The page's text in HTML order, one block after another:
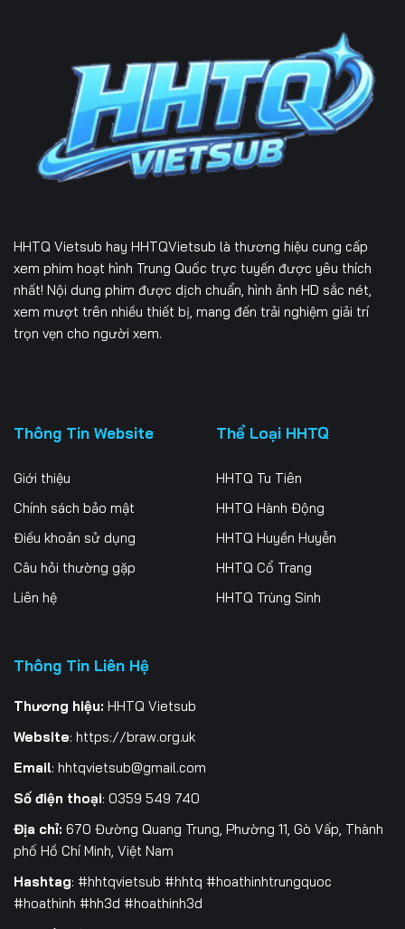
HHTQ Vietsub hay HHTQVietsub là thương hiệu cung cấp
xem phim hoạt hình Trung Quốc trực tuyến được yêu thích
nhất! Nội dung phim được dịch chuẩn, hình ảnh HD sắc nét,
xem mượt trên nhiều thiết bị, mang đến trải nghiệm giải trí
trọn vẹn cho người xem.
Thông Tin Website
Giới thiệu
Chính sách bảo mật
Điều khoản sử dụng
Câu hỏi thường gặp
Liên hệ
Thể Loại HHTQ
HHTQ Tu Tiên
HHTQ Hành Động
HHTQ Huyền Huyễn
HHTQ Cổ Trang
HHTQ Trùng Sinh
Thông Tin Liên Hệ
Thương hiệu: HHTQ Vietsub
Website: https://braw.org.uk
Email: hhtqvietsub@gmail.com
Số điện thoại: 0359 549 740
Địa chỉ: 670 Đường Quang Trung, Phường 11, Gò Vấp, Thành
phố Hồ Chí Minh, Việt Nam
Hashtag: #hhtqvietsub #hhtq #hoathinhtrungquoc
#hoathinh #hh3d #hoathinh3d